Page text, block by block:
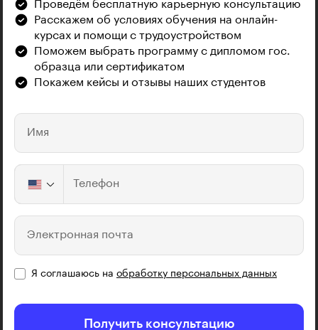
Проведём бесплатную карьерную консультацию
Расскажем об условиях обучения на онлайн-
курсах и помощи с трудоустройством
Поможем выбрать программу с дипломом гос.
образца или сертификатом
Покажем кейсы и отзывы наших студентов
Имя
Телефон
Электронная почта
Я соглашаюсь на обработку персональных данных
Получить консультацию